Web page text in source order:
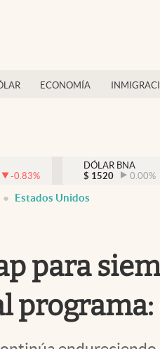
ECONOMÍA
-0.83%
DÓLAR BNA
$ 1520 0.00%
Estados Unidos
para